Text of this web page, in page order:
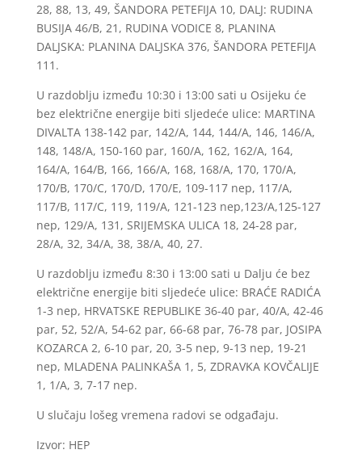
28, 88, 13, 49, ŠANDORA PETEFIJA 10, DALJ: RUDINA
BUSIJA 46/B, 21, RUDINA VODICE 8, PLANINA
DALJSKA: PLANINA DALJSKA 376, ŠANDORA PETEFIJA
111.
U razdoblju između 10:30 i 13:00 sati u Osijeku će
bez električne energije biti sljedeće ulice: MARTINA
DIVALTA 138-142 par, 142/A, 144, 144/A, 146, 146/A,
148, 148/A, 150-160 par, 160/A, 162, 162/A, 164,
164/A, 164/B, 166, 166/A, 168, 168/A, 170, 170/A,
170/B, 170/C, 170/D, 170/E, 109-117 nep, 117/A,
117/B, 117/C, 119, 119/A, 121-123 nep,123/A,125-127
nep, 129/A, 131, SRIJEMSKA ULICA 18, 24-28 par,
28/A, 32, 34/A, 38, 38/A, 40, 27.
U razdoblju između 8:30 i 13:00 sati u Dalju će bez
električne energije biti sljedeće ulice: BRAĆE RADIĆA
1-3 nep, HRVATSKE REPUBLIKE 36-40 par, 40/A, 42-46
par, 52, 52/A, 54-62 par, 66-68 par, 76-78 par, JOSIPA
KOZARCA 2, 6-10 par, 20, 3-5 nep, 9-13 nep, 19-21
nep, MLADENA PALINKAŠA 1, 5, ZDRAVKA KOVČALIJE
1, 1/A, 3, 7-17 nep.
U slučaju lošeg vremena radovi se odgađaju.
Izvor: HEP